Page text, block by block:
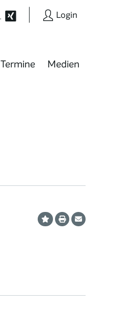
Login
Termine Medien